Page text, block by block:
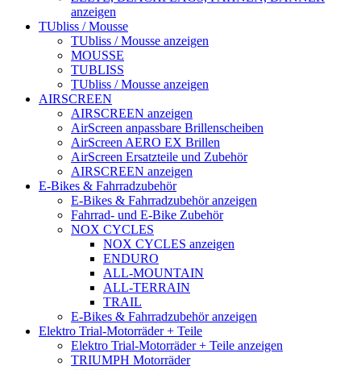
anzeigen
TUbliss / Mousse
TUbliss / Mousse anzeigen
MOUSSE
TUBLISS
TUbliss / Mousse anzeigen
AIRSCREEN
AIRSCREEN anzeigen
AirScreen anpassbare Brillenscheiben
AirScreen AERO EX Brillen
AirScreen Ersatzteile und Zubehör
AIRSCREEN anzeigen
E-Bikes & Fahrradzubehör
E-Bikes & Fahrradzubehör anzeigen
Fahrrad- und E-Bike Zubehör
NOX CYCLES
NOX CYCLES anzeigen
ENDURO
ALL-MOUNTAIN
ALL-TERRAIN
TRAIL
E-Bikes & Fahrradzubehör anzeigen
Elektro Trial-Motorräder + Teile
Elektro Trial-Motorräder + Teile anzeigen
TRIUMPH Motorräder